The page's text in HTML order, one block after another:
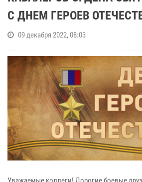
С ДНЕМ ГЕРОЕВ
09 декабря 2022, 08:03